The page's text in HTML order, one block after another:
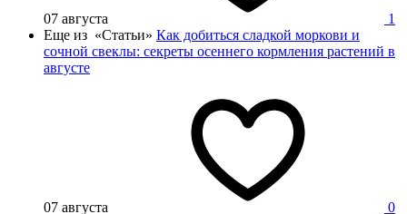
07 августа
1
Еще из «Статьи» Как добиться сладкой моркови и
сочной свеклы: секреты осеннего кормления растений в
августе
07 августа
0